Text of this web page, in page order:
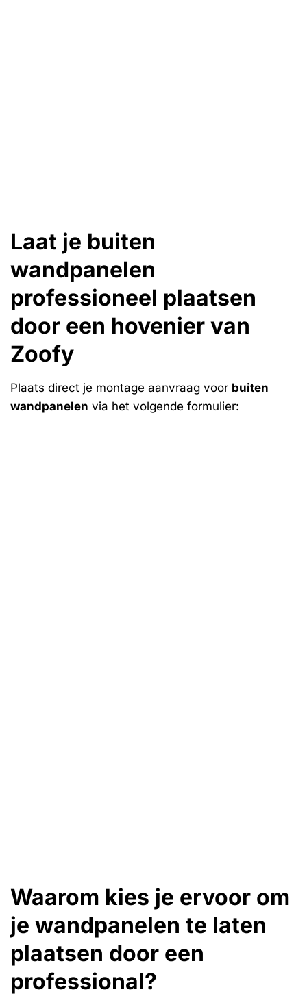
Laat je buiten
wandpanelen
professioneel plaatsen
door een hovenier van
Zoofy
Plaats direct je montage aanvraag voor buiten
wandpanelen via het volgende formulier:
Waarom kies je ervoor om
je wandpanelen te laten
plaatsen door een
professional?